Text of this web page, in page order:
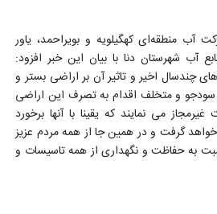
آب منطقه‌ای کهگیلویه و بویراحمد، یاور
آب شهرستان دنا با بیان این خبر افزود:
چندسال اخیر و تاثیر آن بر اراضی بستر و
سودجو و متخلف اقدام به تصرف این اراضی
می نمایند که یقینا با آنها برخورد
خواهد گرفت و در همین جا از همه مردم عزیز
به حفاظت و نگهداری از همه تاسیسات و